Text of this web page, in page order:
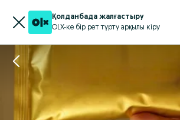
Қолданбада жалғастыру
OLX-ке бір рет түрту арқылы кіру